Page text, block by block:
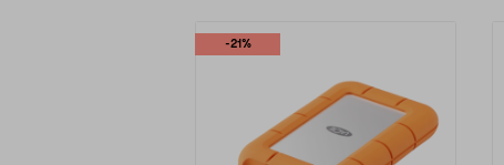
-21%